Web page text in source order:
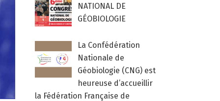
NATIONAL DE
GÉOBIOLOGIE
La Confédération
Nationale de
Géobiologie (CNG) est
heureuse d’accueillir
la Fédération Française de